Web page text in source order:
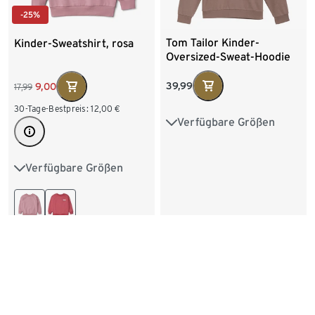
-25%
Kinder-Sweatshirt, rosa
17,99 9,00
30-Tage-Bestpreis: 12,00 €
Verfügbare Größen
98/104 110/116
122/128
Tom Tailor Kinder-
Oversized-Sweat-Hoodie
mit Backprint
39,99
Verfügbare Größen
128 140 152 164